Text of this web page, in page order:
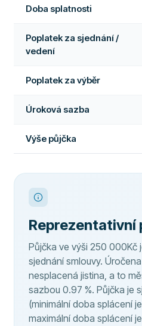
Doba splatnosti
Poplatek za sjednání /
vedení
Poplatek za výběr
Úroková sazba
Výše půjčka
Reprezentativní
Půjčka ve výši 250 000Kč
sjednání smlouvy.
nesplacená jistina, a to
sazbou 0.97 %. Půjčka je
(minimální doba splácení
maximální doba splácení